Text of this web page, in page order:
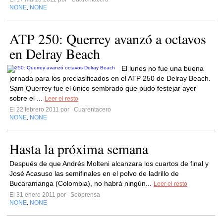
NONE NONE
ATP 250: Querrey avanzó a octavos
en Delray Beach
El lunes no fue una buena
jornada para los preclasificados en el ATP 250 de Delray Beach.
Sam Querrey fue el único sembrado que pudo festejar ayer
sobre el ...
Leer el resto
El 22 febrero 2011 por
Cuarentacero
NONE NONE
Hasta la próxima semana
Después de que Andrés Molteni alcanzara los cuartos de final y
José Acasuso las semifinales en el polvo de ladrillo de
Bucaramanga (Colombia), no habrá ningún...
Leer el resto
El 31 enero 2011 por
Seoprensa
NONE NONE